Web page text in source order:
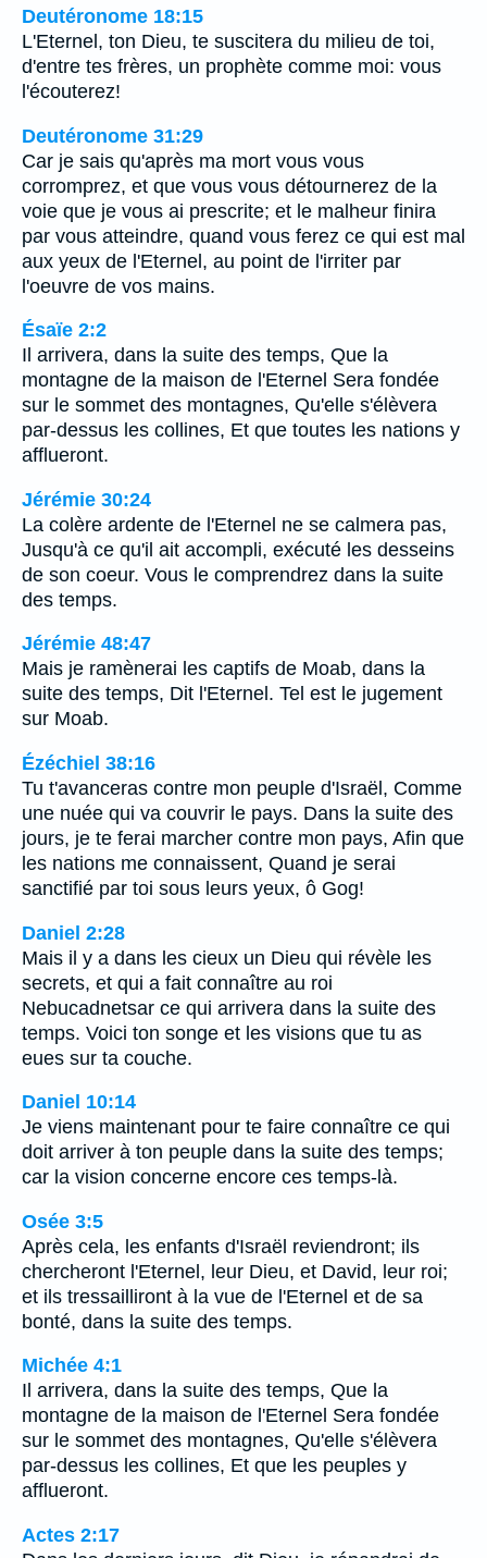
Deutéronome 18:15
L'Eternel, ton Dieu, te suscitera du milieu de toi,
d'entre tes frères, un prophète comme moi: vous
l'écouterez!
Deutéronome 31:29
Car je sais qu'après ma mort vous vous
corromprez, et que vous vous détournerez de la
voie que je vous ai prescrite; et le malheur finira
par vous atteindre, quand vous ferez ce qui est mal
aux yeux de l'Eternel, au point de l'irriter par
l'oeuvre de vos mains.
Ésaïe 2:2
Il arrivera, dans la suite des temps, Que la
montagne de la maison de l'Eternel Sera fondée
sur le sommet des montagnes, Qu'elle s'élèvera
par-dessus les collines, Et que toutes les nations y
afflueront.
Jérémie 30:24
La colère ardente de l'Eternel ne se calmera pas,
Jusqu'à ce qu'il ait accompli, exécuté les desseins
de son coeur. Vous le comprendrez dans la suite
des temps.
Jérémie 48:47
Mais je ramènerai les captifs de Moab, dans la
suite des temps, Dit l'Eternel. Tel est le jugement
sur Moab.
Ézéchiel 38:16
Tu t'avanceras contre mon peuple d'Israël, Comme
une nuée qui va couvrir le pays. Dans la suite des
jours, je te ferai marcher contre mon pays, Afin que
les nations me connaissent, Quand je serai
sanctifié par toi sous leurs yeux, ô Gog!
Daniel 2:28
Mais il y a dans les cieux un Dieu qui révèle les
secrets, et qui a fait connaître au roi
Nebucadnetsar ce qui arrivera dans la suite des
temps. Voici ton songe et les visions que tu as
eues sur ta couche.
Daniel 10:14
Je viens maintenant pour te faire connaître ce qui
doit arriver à ton peuple dans la suite des temps;
car la vision concerne encore ces temps-là.
Osée 3:5
Après cela, les enfants d'Israël reviendront; ils
chercheront l'Eternel, leur Dieu, et David, leur roi;
et ils tressailliront à la vue de l'Eternel et de sa
bonté, dans la suite des temps.
Michée 4:1
Il arrivera, dans la suite des temps, Que la
montagne de la maison de l'Eternel Sera fondée
sur le sommet des montagnes, Qu'elle s'élèvera
par-dessus les collines, Et que les peuples y
afflueront.
Actes 2:17